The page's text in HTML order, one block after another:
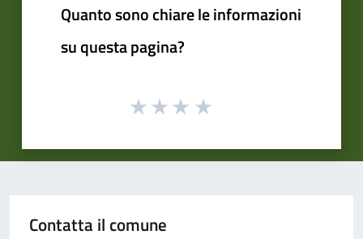
Quanto sono chiare le informazioni
su questa pagina?
Contatta il comune